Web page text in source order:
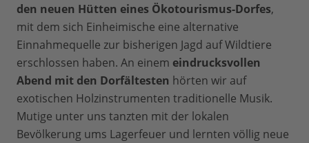
den neuen Hütten eines Ökotourismus-Dorfes,
mit dem sich Einheimische eine alternative
Einnahmequelle zur bisherigen Jagd auf Wildtiere
erschlossen haben. An einem eindrucksvollen
Abend mit den Dorfältesten hörten wir auf
exotischen Holzinstrumenten traditionelle Musik.
Mutige unter uns tanzten mit der lokalen
Bevölkerung ums Lagerfeuer und lernten völlig neue